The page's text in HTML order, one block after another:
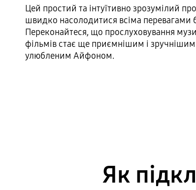
Цей простий та інтуїтивно зрозумілий
швидко насолодитися всіма перевагами
Переконайтеся, що прослуховування
фільмів стає ще приємнішим і
улюбленим Айфоном.
Як